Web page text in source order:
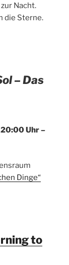
Nacht.
die Sterne.
– Das
Uhr –
Dinge“
to